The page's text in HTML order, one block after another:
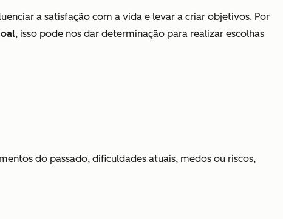
a satisfação com a vida e levar a criar objetivos. Por
, isso pode nos dar determinação para realizar escolhas
do passado, dificuldades atuais, medos ou riscos,